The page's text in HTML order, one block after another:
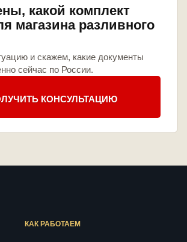
какой комплект
магазина разливного
и скажем, какие документы
сейчас по России.
КОНСУЛЬТАЦИЮ
КАК РАБОТАЕМ